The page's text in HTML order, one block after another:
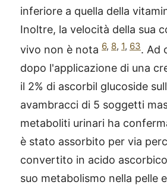
inferiore a quella della
Inoltre, la velocità della sua
vivo non è nota 6, 8, 1, 63. Ad
dopo l'applicazione di una
il 2% di ascorbil glucoside
avambracci di 5 soggetti
metaboliti urinari ha
è stato assorbito per via
convertito in acido
suo metabolismo nella pelle